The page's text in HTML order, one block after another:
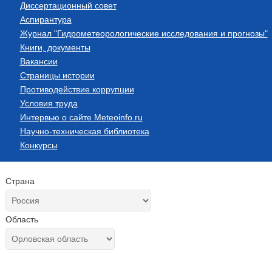
Диссертационный совет
Аспирантура
Журнал "Гидрометеорологические исследования и прогнозы"
Книги, документы
Вакансии
Страницы истории
Противодействие коррупции
Условия труда
Интервью о сайте Meteoinfo.ru
Научно-техническая библиотека
Конкурсы
Страна
Область